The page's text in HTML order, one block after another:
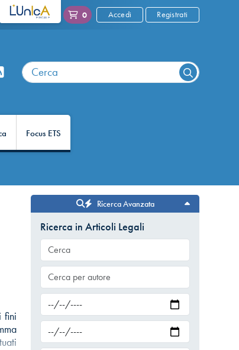
L'UNICA 0 Accedi Registrati
Focus ETS
fini
Ricerca Avanzata
Ricerca in Articoli Legali